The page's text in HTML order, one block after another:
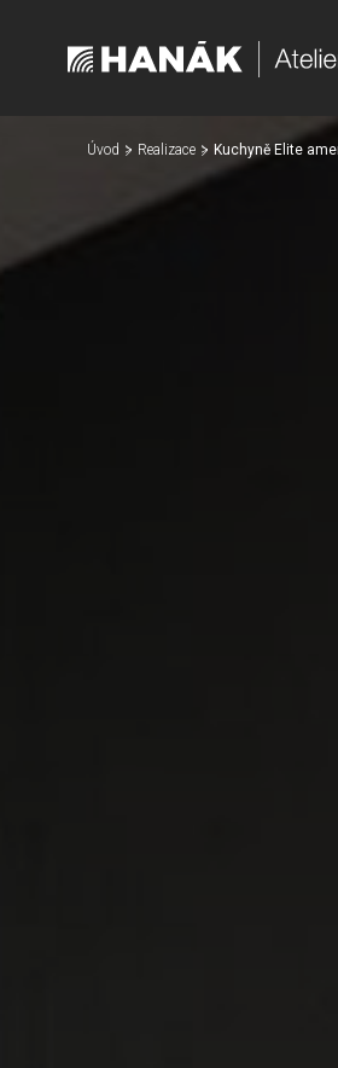
Úvod Realizace Kuchyně Elite